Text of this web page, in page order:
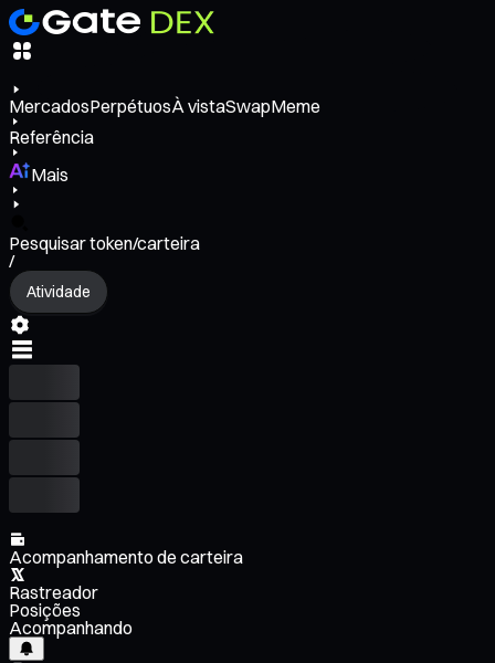
MercadosPerpétuosÀ vistaSwapMeme
Referência
Mais
Pesquisar token/carteira
/
Atividade
Acompanhamento de carteira
Rastreador
Posições
Acompanhando